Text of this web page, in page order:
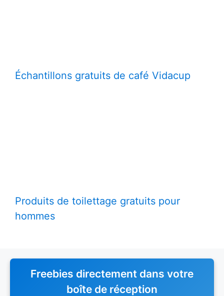
Échantillons gratuits de café Vidacup
Produits de toilettage gratuits pour
hommes
Freebies directement dans votre
boîte de réception